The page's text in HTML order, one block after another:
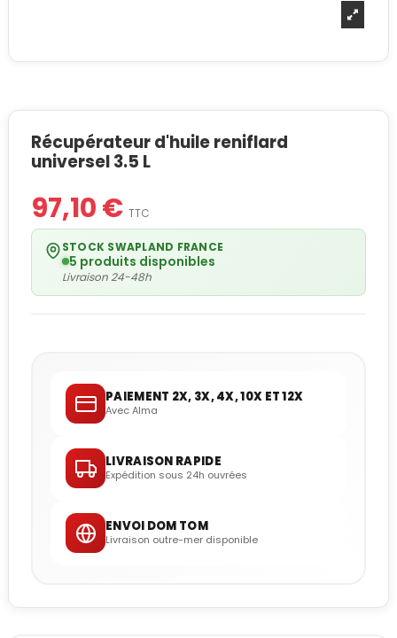
Récupérateur d'huile reniflard
universel 3.5 L
97,10 € TTC
STOCK SWAPLAND FRANCE
5 produits disponibles
Livraison 24-48h
PAIEMENT 2X, 3X, 4X, 10X ET 12X
Avec Alma
LIVRAISON RAPIDE
Expédition sous 24h ouvrées
ENVOI DOM TOM
Livraison outre-mer disponible